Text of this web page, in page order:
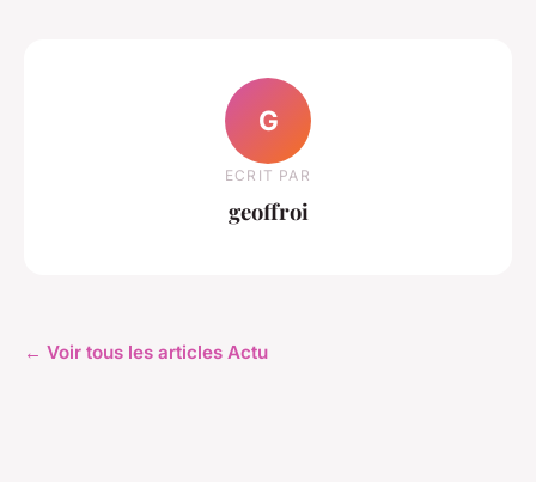
G
ECRIT PAR
geoffroi
← Voir tous les articles Actu